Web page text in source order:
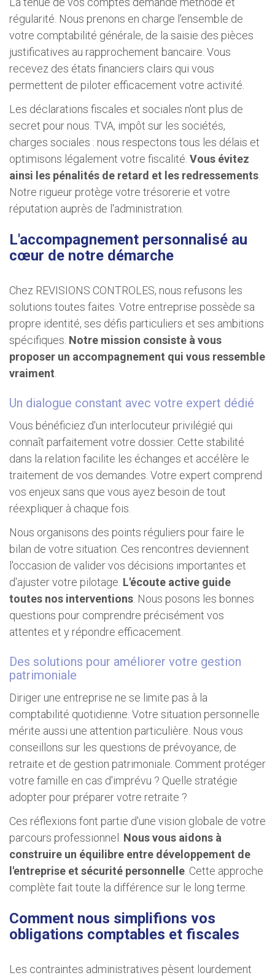
régularité. Nous prenons en charge l'ensemble de
votre comptabilité générale, de la saisie des pièces
justificatives au rapprochement bancaire. Vous
recevez des états financiers clairs qui vous
permettent de piloter efficacement votre activité.
Les déclarations fiscales et sociales n'ont plus de
secret pour nous. TVA, impôt sur les sociétés,
charges sociales : nous respectons tous les délais et
optimisons légalement votre fiscalité. Vous évitez
ainsi les pénalités de retard et les redressements
Notre rigueur protège votre trésorerie et votre
réputation auprès de l'administration.
L'accompagnement personnalisé au
cœur de notre démarche
Chez REVISIONS CONTROLES, nous refusons les
solutions toutes faites. Votre entreprise possède sa
propre identité, ses défis particuliers et ses ambitions
spécifiques. Notre mission consiste à vous
proposer un accompagnement qui vous ressemble
vraiment
Un dialogue constant avec votre expert dédié
Vous bénéficiez d'un interlocuteur privilégié qui
connaît parfaitement votre dossier. Cette stabilité
dans la relation facilite les échanges et accélère le
traitement de vos demandes. Votre expert comprend
vos enjeux sans que vous ayez besoin de tout
réexpliquer à chaque fois.
Nous organisons des points réguliers pour faire le
bilan de votre situation. Ces rencontres deviennent
l'occasion de valider vos décisions importantes et
d'ajuster votre pilotage. L'écoute active guide
toutes nos interventions . Nous posons les bonnes
questions pour comprendre précisément vos
attentes et y répondre efficacement.
Des solutions pour améliorer votre gestion
patrimoniale
Diriger une entreprise ne se limite pas à la
comptabilité quotidienne. Votre situation personnelle
mérite aussi une attention particulière. Nous vous
conseillons sur les questions de prévoyance, de
retraite et de gestion patrimoniale. Comment protéger
votre famille en cas d'imprévu ? Quelle stratégie
adopter pour préparer votre retraite ?
Ces réflexions font partie d'une vision globale de votre
parcours professionnel. Nous vous aidons à
construire un équilibre entre développement de
l'entreprise et sécurité personnelle . Cette approche
complète fait toute la différence sur le long terme.
Comment nous simplifions vos
obligations comptables et fiscales
Les contraintes administratives pèsent lourdement